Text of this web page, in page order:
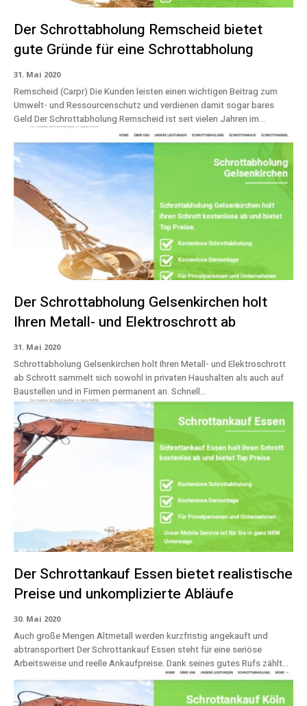
Der Schrottabholung Remscheid bietet
gute Gründe für eine Schrottabholung
31. Mai 2020
Remscheid (Carpr) Die Kunden leisten einen wichtigen Beitrag zum
Umwelt- und Ressourcenschutz und verdienen damit sogar bares
Geld Der Schrottabholung Remscheid ist seit vielen Jahren im...
Der Schrottabholung Gelsenkirchen holt
Ihren Metall- und Elektroschrott ab
31. Mai 2020
Schrottabholung Gelsenkirchen holt Ihren Metall- und Elektroschrott
ab Schrott sammelt sich sowohl in privaten Haushalten als auch auf
Baustellen und in Firmen permanent an. Schnell...
Der Schrottankauf Essen bietet realistische
Preise und unkomplizierte Abläufe
30. Mai 2020
Auch große Mengen Altmetall werden kurzfristig angekauft und
abtransportiert Der Schrottankauf Essen steht für eine seriöse
Arbeitsweise und reelle Ankaufpreise. Dank seines gutes Rufs zählt...